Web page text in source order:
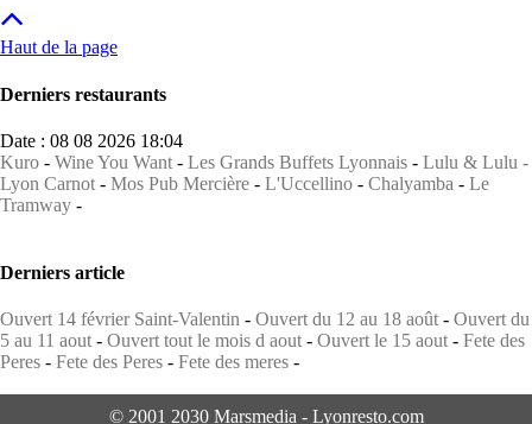
Haut de la page
Derniers restaurants
Date : 08 08 2026 18:04
Kuro - Wine You Want - Les Grands Buffets Lyonnais - Lulu & Lulu -
Lyon Carnot - Mos Pub Mercière - L'Uccellino - Chalyamba - Le
Tramway -
Derniers article
Ouvert 14 février Saint-Valentin - Ouvert du 12 au 18 août - Ouvert du
5 au 11 aout - Ouvert tout le mois d aout - Ouvert le 15 aout - Fete des
Peres - Fete des Peres - Fete des meres -
© 2001 2030 Marsmedia - Lyonresto.com